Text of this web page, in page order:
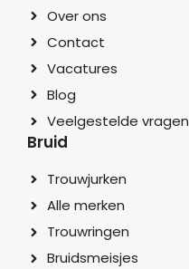
Over ons
Contact
Vacatures
Blog
Veelgestelde vragen
Bruid
Trouwjurken
Alle merken
Trouwringen
Bruidsmeisjes